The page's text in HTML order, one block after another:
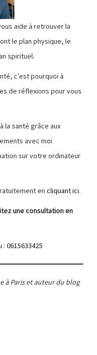
aide à retrouver la
le plan physique, le
spirituel.
c’est pourquoi à
de réflexions pour vous
la santé grâce aux
avec moi
sur votre ordinateur
en cliquant ici.
une consultation en
: 0615633425
à Paris et auteur du blog